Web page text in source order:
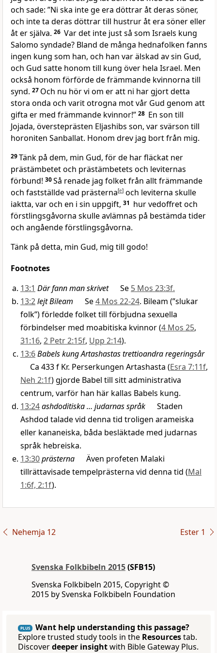
och sade: ”Ni ska inte ge era döttrar åt deras söner,
och inte ta deras döttrar till hustrur åt era söner eller
åt er själva. 26 Var det inte just så som Israels kung
Salomo syndade? Bland de många hednafolken fanns
ingen kung som han, och han var älskad av sin Gud,
och Gud satte honom till kung över hela Israel. Men
också honom förförde de främmande kvinnorna till
synd. 27 Och nu hör vi om er att ni har gjort detta
stora onda och varit otrogna mot vår Gud genom att
gifta er med främmande kvinnor!” 28 En son till
Jojada, översteprästen Eljashibs son, var svärson till
horoniten Sanballat. Honom drev jag bort från mig.
29Tänk på dem, min Gud, för de har fläckat ner
prästämbetet och prästämbetets och leviternas
förbund! 30Så renade jag folket från allt främmande
och fastställde vad prästerna[e] och leviterna skulle
iaktta, var och en i sin uppgift, 31 hur vedoffret och
förstlingsgåvorna skulle avlämnas på bestämda tider
och angående förstlingsgåvorna.
Tänk på detta, min Gud, mig till godo!
Footnotes
13:1 Där fann man skrivetSe 5 Mos 23:3f.
13:2lejt Bileam Se4 Mos 22-24. Bileam (”slukar
folk”) förledde folket till förbjudna sexuella
förbindelser med moabitiska kvinnor (4 Mos 25,
31:16, 2 Petr 2:15f, Upp 2:14).
13:6Babels kung Artashastas trettioandra regeringsår
Ca 433 f Kr. Perserkungen Artashasta (Esra 7:11f,
Neh 2:1f) gjorde Babel till sitt administrativa
centrum, varför han här kallas Babels kung.
13:24ashdoditiska … judarnas språk Staden
Ashdod talade vid denna tid troligen arameiska
eller kananeiska, båda besläktade med judarnas
språk hebreiska.
13:30prästerna Även profeten Malaki
tillrättavisade tempelprästerna vid denna tid (Mal
1:6f, 2:1f).
Nehemja 12 Ester 1
Svenska Folkbibeln 2015(SFB15)
Svenska Folkbibeln 2015, Copyright ©
2015 by Svenska Folkbibeln Foundation
PLUS
Want help understanding this passage?
Explore trusted study tools in the Resourcestab.
Discoverdeeper insightwith Bible Gateway Plus.